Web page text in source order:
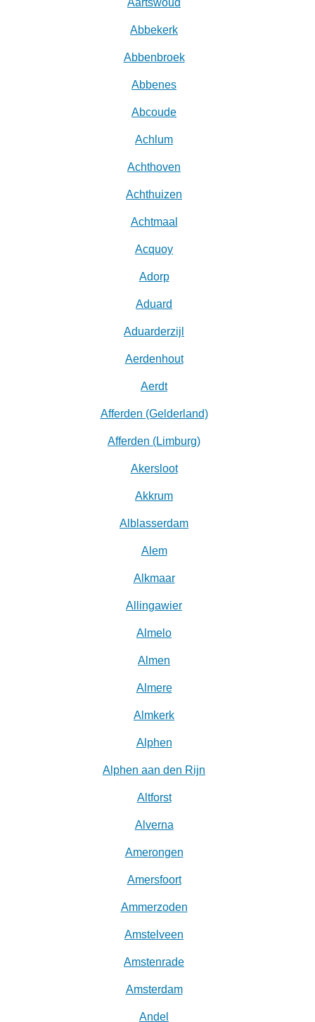
Aartswoud
Abbekerk
Abbenbroek
Abbenes
Abcoude
Achlum
Achthoven
Achthuizen
Achtmaal
Acquoy
Adorp
Aduard
Aduarderzijl
Aerdenhout
Aerdt
Afferden (Gelderland)
Afferden (Limburg)
Akersloot
Akkrum
Alblasserdam
Alem
Alkmaar
Allingawier
Almelo
Almen
Almere
Almkerk
Alphen
Alphen aan den Rijn
Altforst
Alverna
Amerongen
Amersfoort
Ammerzoden
Amstelveen
Amstenrade
Amsterdam
Andel